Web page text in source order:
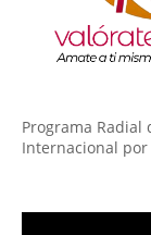
Programa Radial
Internacional por